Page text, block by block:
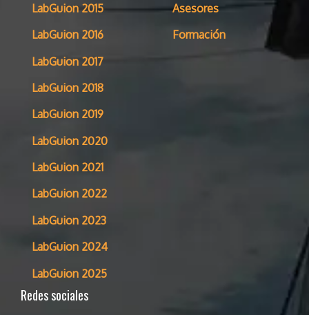
LabGuion 2015
LabGuion 2016
LabGuion 2017
LabGuion 2018
LabGuion 2019
LabGuion 2020
LabGuion 2021
LabGuion 2022
LabGuion 2023
LabGuion 2024
LabGuion 2025
Asesores
Formación
Redes sociales